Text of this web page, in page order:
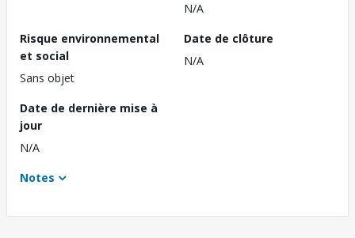
N/A
Risque environnemental
et social
Sans objet
Date de clôture
N/A
Date de dernière mise à
jour
N/A
Notes